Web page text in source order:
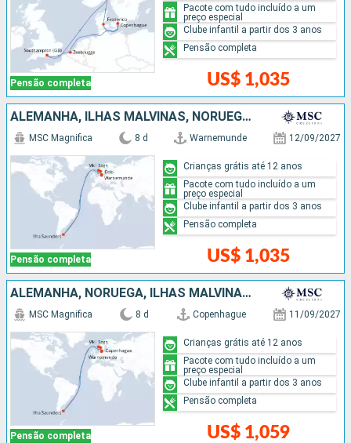
Pensão completa US$ 1,035
Pacote com tudo incluído a um
preço especial
Clube infantil a partir dos 3 anos
Pensão completa
ALEMANHA, ILHAS MALVINAS, NORUEGA, DINAMARCA
Pensão completa
MSC Magnifica 8 d Warnemunde 12/09/2027
US$ 1,035
Crianças grátis até 12 anos
Pacote com tudo incluído a um
preço especial
Clube infantil a partir dos 3 anos
Pensão completa
ALEMANHA, NORUEGA, ILHAS MALVINAS, DINAMARCA
Pensão completa
MSC Magnifica 8 d Copenhague 11/09/2027
US$ 1,059
Crianças grátis até 12 anos
Pacote com tudo incluído a um
preço especial
Clube infantil a partir dos 3 anos
Pensão completa